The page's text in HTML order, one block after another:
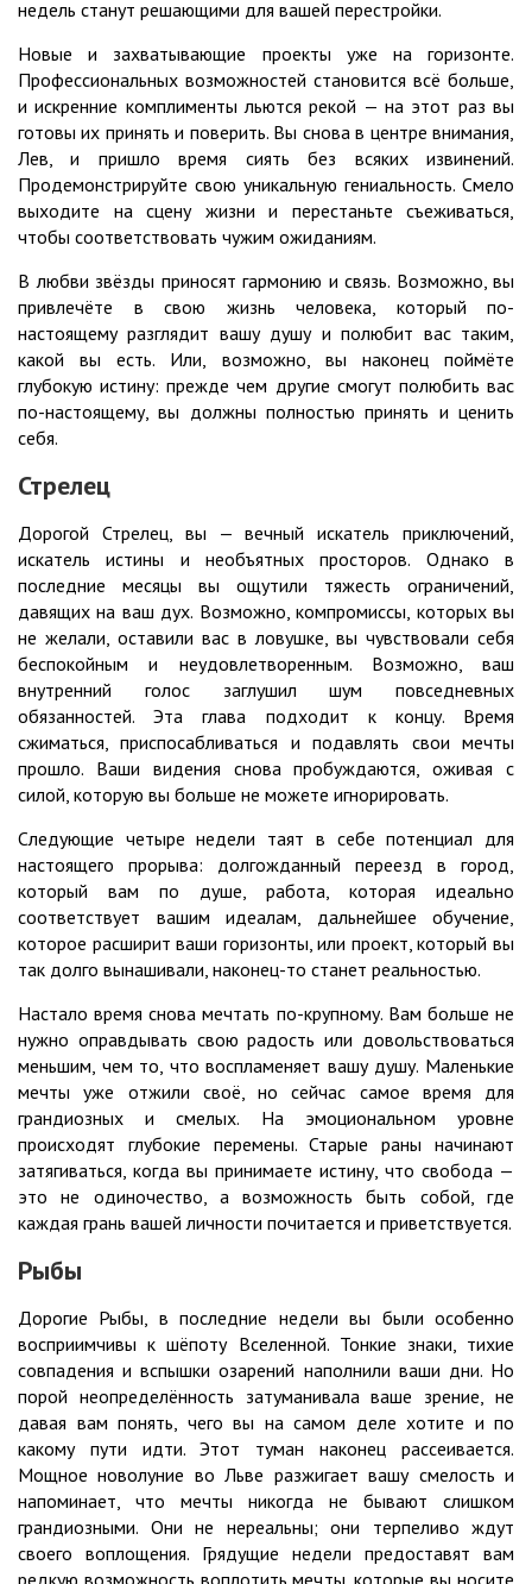
недель станут решающими для вашей перестройки.
Новые и захватывающие проекты уже на горизонте.
Профессиональных возможностей становится всё больше,
и искренние комплименты льются рекой — на этот раз вы
готовы их принять и поверить. Вы снова в центре внимания,
Лев, и пришло время сиять без всяких извинений.
Продемонстрируйте свою уникальную гениальность. Смело
выходите на сцену жизни и перестаньте съеживаться,
чтобы соответствовать чужим ожиданиям.
В любви звёзды приносят гармонию и связь. Возможно, вы
привлечёте в свою жизнь человека, который по-
настоящему разглядит вашу душу и полюбит вас таким,
какой вы есть. Или, возможно, вы наконец поймёте
глубокую истину: прежде чем другие смогут полюбить вас
по-настоящему, вы должны полностью принять и ценить
себя.
Стрелец
Дорогой Стрелец, вы — вечный искатель приключений,
искатель истины и необъятных просторов. Однако в
последние месяцы вы ощутили тяжесть ограничений,
давящих на ваш дух. Возможно, компромиссы, которых вы
не желали, оставили вас в ловушке, вы чувствовали себя
беспокойным и неудовлетворенным. Возможно, ваш
внутренний голос заглушил шум повседневных
обязанностей. Эта глава подходит к концу. Время
сжиматься, приспосабливаться и подавлять свои мечты
прошло. Ваши видения снова пробуждаются, оживая с
силой, которую вы больше не можете игнорировать.
Следующие четыре недели таят в себе потенциал для
настоящего прорыва: долгожданный переезд в город,
который вам по душе, работа, которая идеально
соответствует вашим идеалам, дальнейшее обучение,
которое расширит ваши горизонты, или проект, который вы
так долго вынашивали, наконец-то станет реальностью.
Настало время снова мечтать по-крупному. Вам больше не
нужно оправдывать свою радость или довольствоваться
меньшим, чем то, что воспламеняет вашу душу. Маленькие
мечты уже отжили своё, но сейчас самое время для
грандиозных и смелых. На эмоциональном уровне
происходят глубокие перемены. Старые раны начинают
затягиваться, когда вы принимаете истину, что свобода —
это не одиночество, а возможность быть собой, где
каждая грань вашей личности почитается и приветствуется.
Рыбы
Дорогие Рыбы, в последние недели вы были особенно
восприимчивы к шёпоту Вселенной. Тонкие знаки, тихие
совпадения и вспышки озарений наполнили ваши дни. Но
порой неопределённость затуманивала ваше зрение, не
давая вам понять, чего вы на самом деле хотите и по
какому пути идти. Этот туман наконец рассеивается.
Мощное новолуние во Льве разжигает вашу смелость и
напоминает, что мечты никогда не бывают слишком
грандиозными. Они не нереальны; они терпеливо ждут
своего воплощения. Грядущие недели предоставят вам
редкую возможность воплотить мечты, которые вы носите